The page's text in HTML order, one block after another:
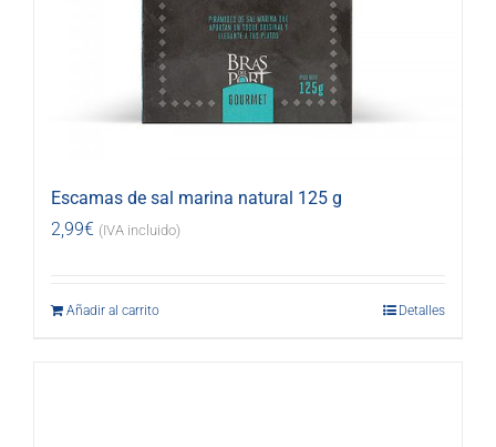
Escamas de sal marina natural 125 g
2,99€ (IVA incluido)
Añadir al carrito Detalles